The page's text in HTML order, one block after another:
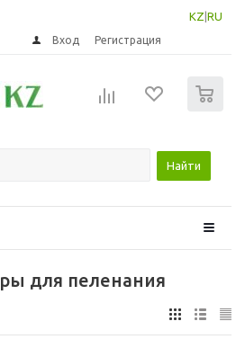
KZ RU
Вход Регистрация
Найти
для пеленания